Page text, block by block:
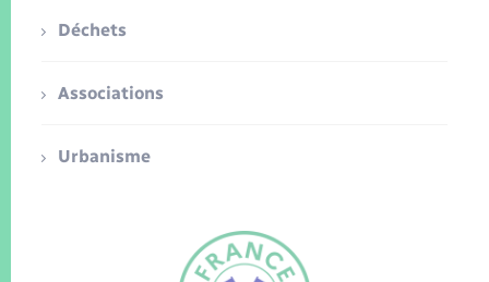
Déchets
Associations
Urbanisme